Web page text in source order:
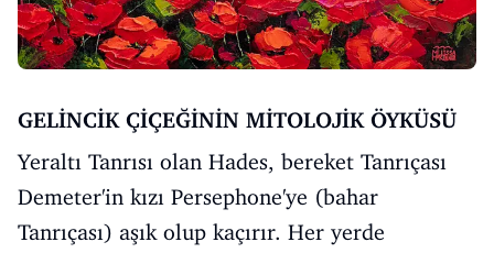
GELİNCİK ÇİÇEĞİNİN MİTOLOJİK ÖYKÜSÜ
Yeraltı Tanrısı olan Hades, bereket Tanrıçası
Demeter'in kızı Persephone'ye (bahar
Tanrıçası) aşık olup kaçırır. Her yerde